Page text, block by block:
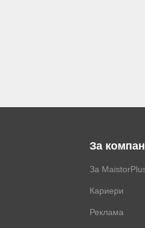
За
За
Кариери
Реклама